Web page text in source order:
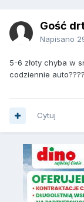
Gość
Napisano
5-6 złoty chyba w
codziennie
Cytuj